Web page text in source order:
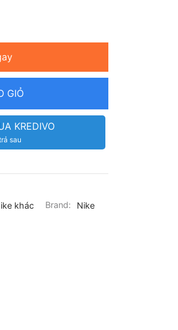
GIỎ
KREDIVO
sau
khác Brand: Nike